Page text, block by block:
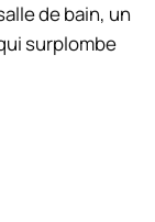
de bain, un
surplombe